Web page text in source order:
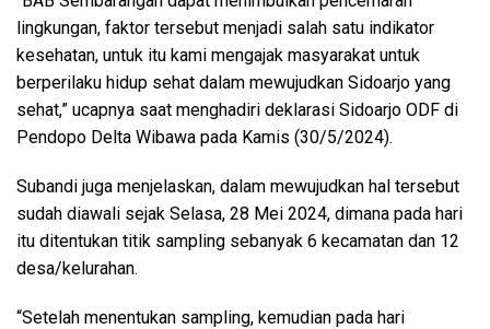
lingkungan, faktor tersebut menjadi salah satu indikator
kesehatan, untuk itu kami mengajak masyarakat untuk
berperilaku hidup sehat dalam mewujudkan Sidoarjo yang
sehat,” ucapnya saat menghadiri deklarasi Sidoarjo ODF di
Pendopo Delta Wibawa pada Kamis (30/5/2024).
Subandi juga menjelaskan, dalam mewujudkan hal tersebut
sudah diawali sejak Selasa, 28 Mei 2024, dimana pada hari
itu ditentukan titik sampling sebanyak 6 kecamatan dan 12
desa/kelurahan.
“Setelah menentukan sampling, kemudian pada hari